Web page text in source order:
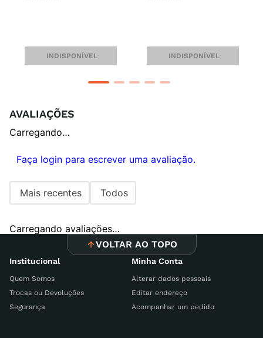
INDISPONÍVEL INDISPONÍVEL
AVALIAÇÕES
Carregando…
Faça login para escrever uma avaliação.
Mais recentes Todos
Carregando avaliações…
VOLTAR AO TOPO
Institucional
Quem Somos
Trocas ou Devoluções
Segurança
Minha Conta
Alterar dados pessoais
Editar endereço
Acompanhar um pedido